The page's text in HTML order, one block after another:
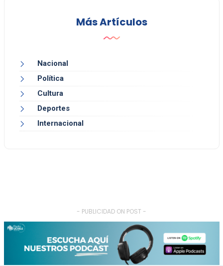
Más Artículos
Nacional
Política
Cultura
Deportes
Internacional
- PUBLICIDAD ON POST -